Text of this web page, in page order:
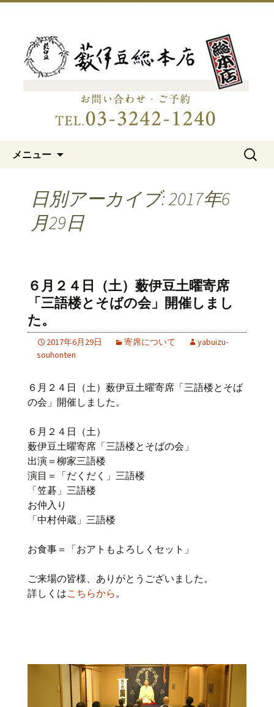
日本橋の老舗蕎麦屋「藪伊豆総
本店」
メニュー
検
日別アーカイブ: 2017年6
月29日
６月２４日（土）薮伊豆土曜寄席
「三語楼とそばの会」開催しまし
た。
2017年6月29日 寄席について
yabuizu-
souhonten
６月２４日（土）薮伊豆土曜寄席「三語楼とそば
の会」開催しました。
６月２４日（土）
薮伊豆土曜寄席「三語楼とそばの会」
出演＝柳家三語楼
演目＝「だくだく」三語楼
「笠碁」三語楼
お仲入り
「中村仲蔵」三語楼
お食事＝「おアトもよろしくセット」
ご来場の皆様、ありがとうございました。
詳しくはこちらから。